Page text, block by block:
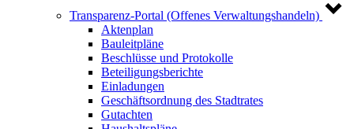
Transparenz-Portal (Offenes Verwaltungshandeln)
Aktenplan
Bauleitpläne
Beschlüsse und Protokolle
Beteiligungsberichte
Einladungen
Geschäftsordnung des Stadtrates
Gutachten